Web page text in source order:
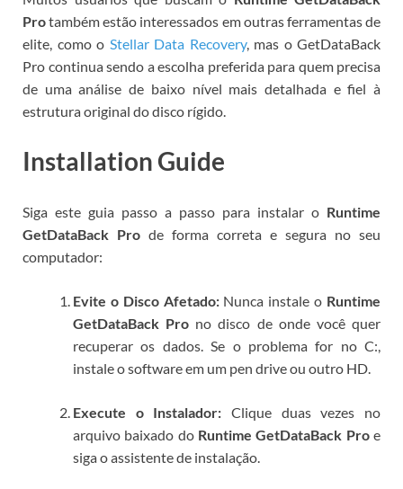
Protambém estão interessados em outras ferramentas de
elite, como o Stellar Data Recovery, mas o GetDataBack
Pro continua sendo a escolha preferida para quem precisa
de uma análise de baixo nível mais detalhada e fiel à
estrutura original do disco rígido.
Installation Guide
Siga este guia passo a passo para instalar o Runtime
GetDataBack Pro de forma correta e segura no seu
computador:
Evite o Disco Afetado:Nunca instale o Runtime
GetDataBack Pro no disco de onde você quer
recuperar os dados. Se o problema for no C:,
instale o software em um pen drive ou outro HD.
Execute o Instalador: Clique duas vezes no
arquivo baixado do Runtime GetDataBack Proe
siga o assistente de instalação.